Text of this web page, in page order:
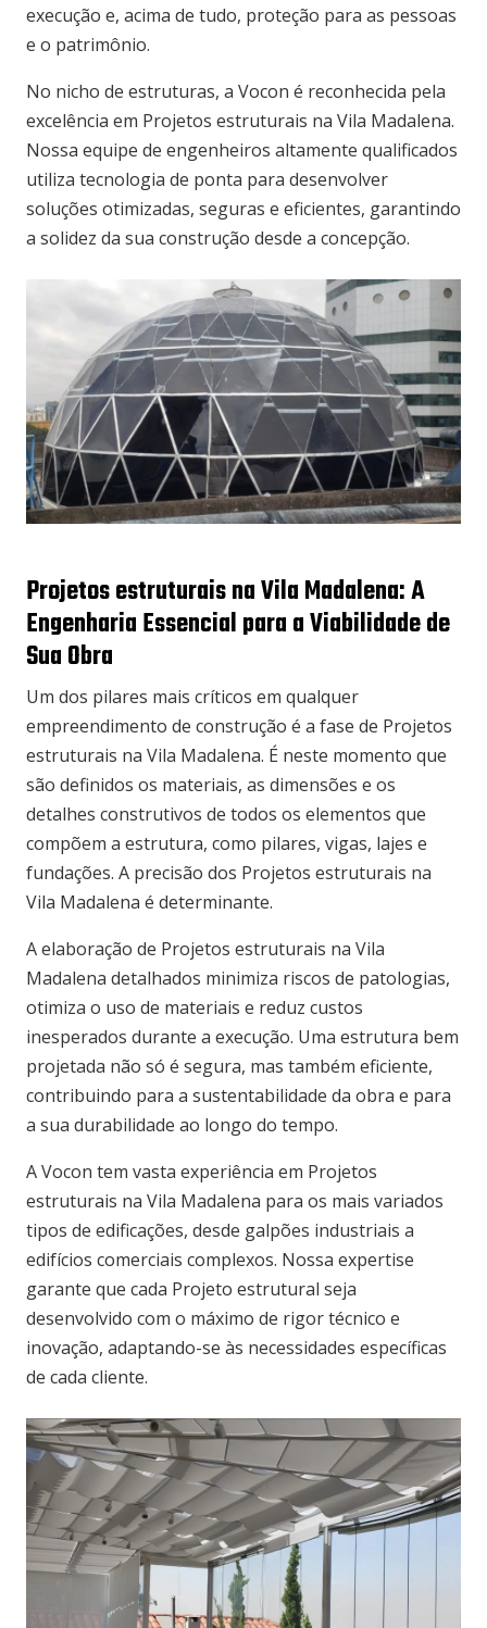
execução e, acima de tudo, proteção para as pessoas
e o patrimônio.
No nicho de estruturas, a Vocon é reconhecida pela
excelência em Projetos estruturais na Vila Madalena.
Nossa equipe de engenheiros altamente qualificados
utiliza tecnologia de ponta para desenvolver
soluções otimizadas, seguras e eficientes, garantindo
a solidez da sua construção desde a concepção.
Projetos estruturais na Vila Madalena: A
Engenharia Essencial para a Viabilidade de
Sua Obra
Um dos pilares mais críticos em qualquer
empreendimento de construção é a fase de Projetos
estruturais na Vila Madalena. É neste momento que
são definidos os materiais, as dimensões e os
detalhes construtivos de todos os elementos que
compõem a estrutura, como pilares, vigas, lajes e
fundações. A precisão dos Projetos estruturais na
Vila Madalena é determinante.
A elaboração de Projetos estruturais na Vila
Madalena detalhados minimiza riscos de patologias,
otimiza o uso de materiais e reduz custos
inesperados durante a execução. Uma estrutura bem
projetada não só é segura, mas também eficiente,
contribuindo para a sustentabilidade da obra e para
a sua durabilidade ao longo do tempo.
A Vocon tem vasta experiência em Projetos
estruturais na Vila Madalena para os mais variados
tipos de edificações, desde galpões industriais a
edifícios comerciais complexos. Nossa expertise
garante que cada Projeto estrutural seja
desenvolvido com o máximo de rigor técnico e
inovação, adaptando-se às necessidades específicas
de cada cliente.